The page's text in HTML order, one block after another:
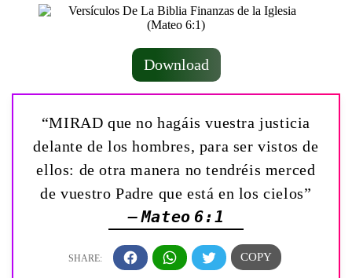
Download
“MIRAD que no hagáis vuestra justicia
delante de los hombres, para ser vistos de
ellos: de otra manera no tendréis merced
de vuestro Padre que está en los cielos”
— Mateo 6:1